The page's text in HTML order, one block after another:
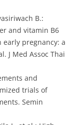
B.:
and vitamin B6
pregnancy: a
J Med Assoc Thai
and
trials of
Semin